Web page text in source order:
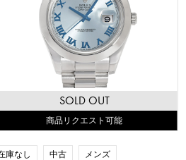
SOLD OUT
商品リクエスト可能
庫なし 中古 メンズ